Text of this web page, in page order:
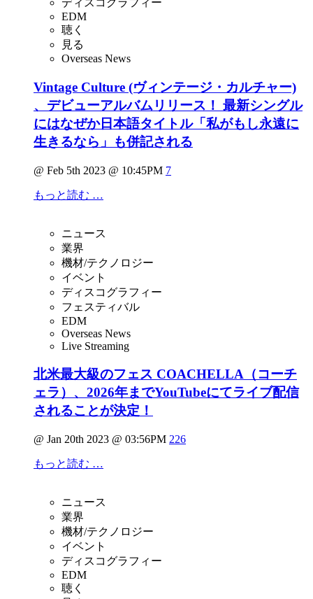
ディスコグラフィー
EDM
聴く
見る
Overseas News
Vintage Culture (ヴィンテージ・カルチャー)
、デビューアルバムリリース！ 最新シングル
にはなぜか日本語タイトル「私がもし永遠に
生きるなら」も併記される
@ Feb 5th 2023 @ 10:45PM 7
もっと読む …
ニュース
業界
機材/テクノロジー
イベント
ディスコグラフィー
フェスティバル
EDM
Overseas News
Live Streaming
北米最大級のフェス COACHELLA（コーチ
ェラ）、2026年までYouTubeにてライブ配信
されることが決定！
@ Jan 20th 2023 @ 03:56PM 226
もっと読む …
ニュース
業界
機材/テクノロジー
イベント
ディスコグラフィー
EDM
聴く